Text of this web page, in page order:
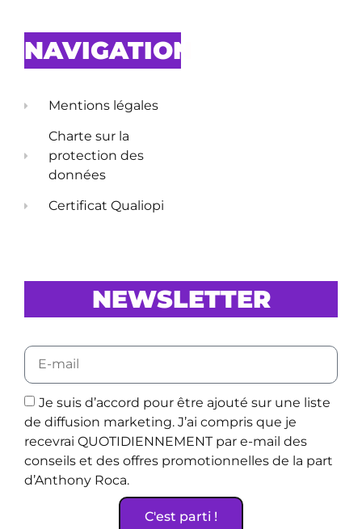
NAVIGATION
Mentions légales
Charte sur la
protection des
données
Certificat Qualiopi
NEWSLETTER
Je suis d’accord pour être ajouté sur une liste
de diffusion marketing. J’ai compris que je
recevrai QUOTIDIENNEMENT par e-mail des
conseils et des offres promotionnelles de la part
d’Anthony Roca.
C'est parti !